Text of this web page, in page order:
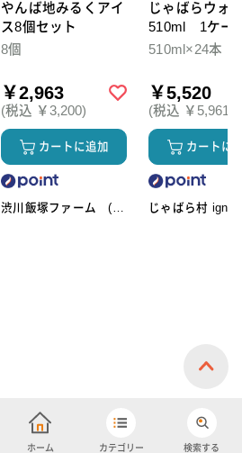
やんば地みるくアイ
ス8個セット
8個
￥2,963
(税込 ￥3,200)
カートに追加
渋川飯塚ファーム (ア
じゃばらウォ
510ml 1ケー
本入
510ml×24本
￥5,520
(税込 ￥5,961)
カートに
じゃばら村
ホーム カテゴリー 検索する